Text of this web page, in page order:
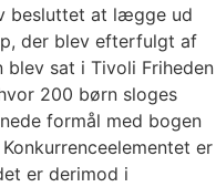
besluttet at lægge ud
der blev efterfulgt af
blev sat i Tivoli Friheden
200 børn sloges
formål med bogen
er
er derimod i